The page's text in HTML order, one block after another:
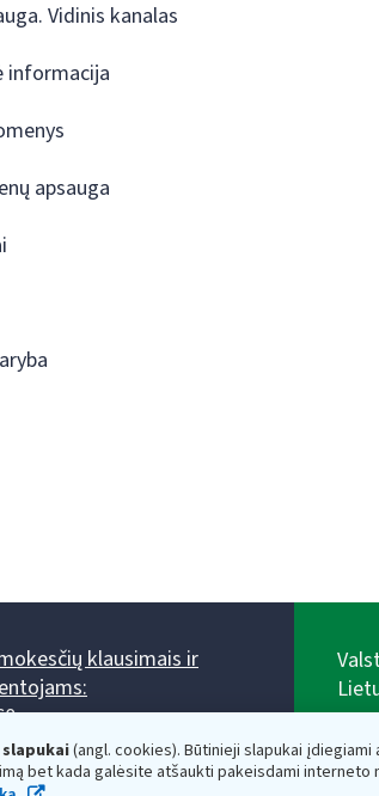
(angl. cookies). Būtinieji slapukai
bet kada galėsite atšaukti pakeisdami
Vidinis kanalas
informacija
apsauga
klausimais ir
17.00, V 8.00-15.45.
viena valanda trumpiau.
penktadienį 8.00 val. - 12.00 val.